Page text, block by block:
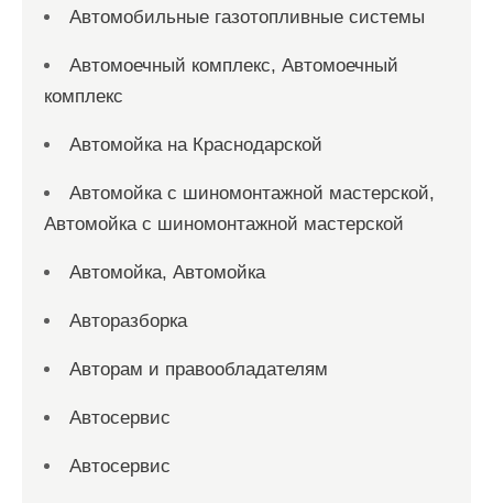
Автомобильные газотопливные системы
Автомоечный комплекс, Автомоечный
комплекс
Автомойка на Краснодарской
Автомойка с шиномонтажной мастерской,
Автомойка с шиномонтажной мастерской
Автомойка, Автомойка
Авторазборка
Авторам и правообладателям
Автосервис
Автосервис